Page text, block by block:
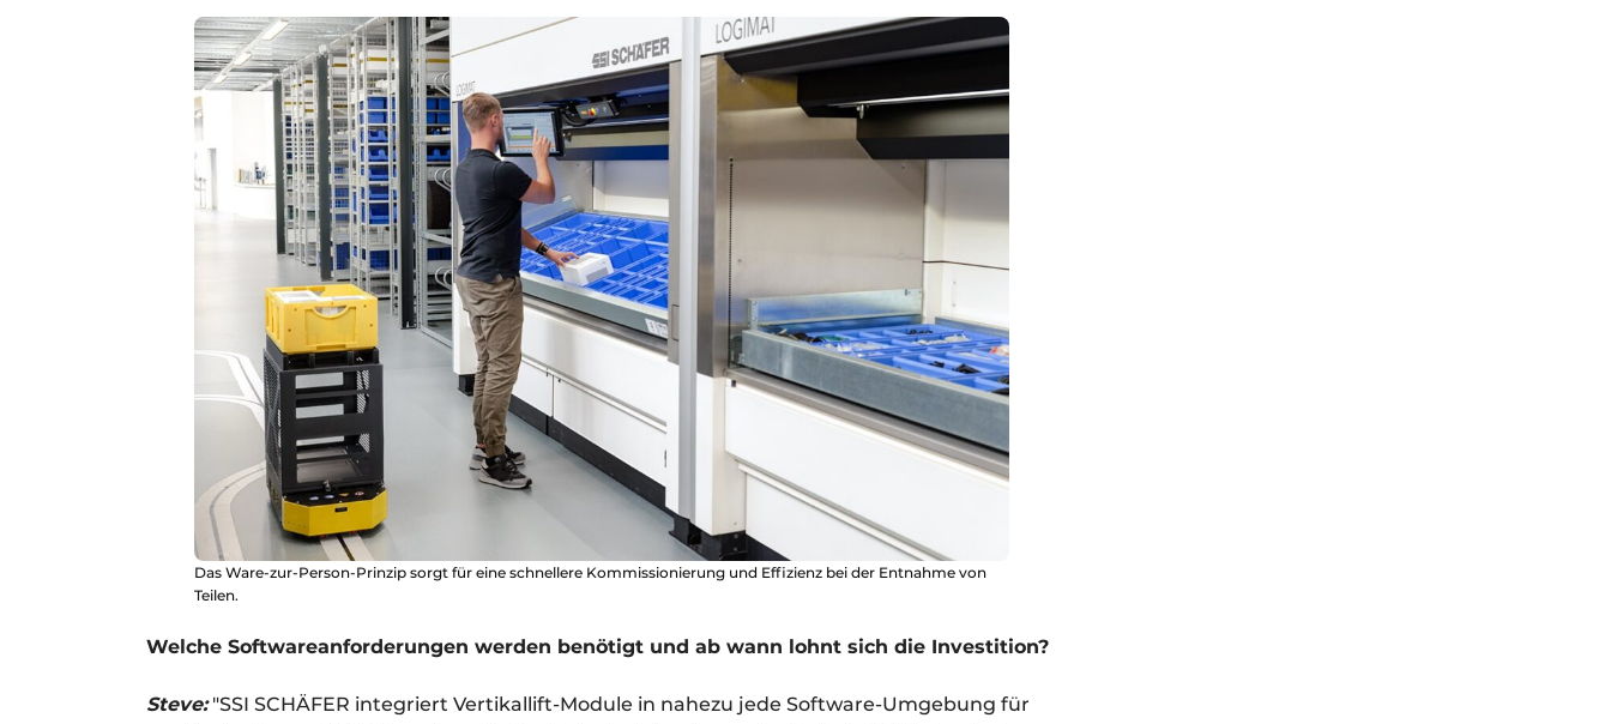
Das Ware-zur-Person-Prinzip sorgt für eine schnellere Kommissionierung und Effizienz bei der Entnahme von
Teilen.
Welche Softwareanforderungen werden benötigt und ab wann lohnt sich die Investition?
Steve:"SSI SCHÄFER integriert Vertikallift-Module in nahezu jede Software-Umgebung für